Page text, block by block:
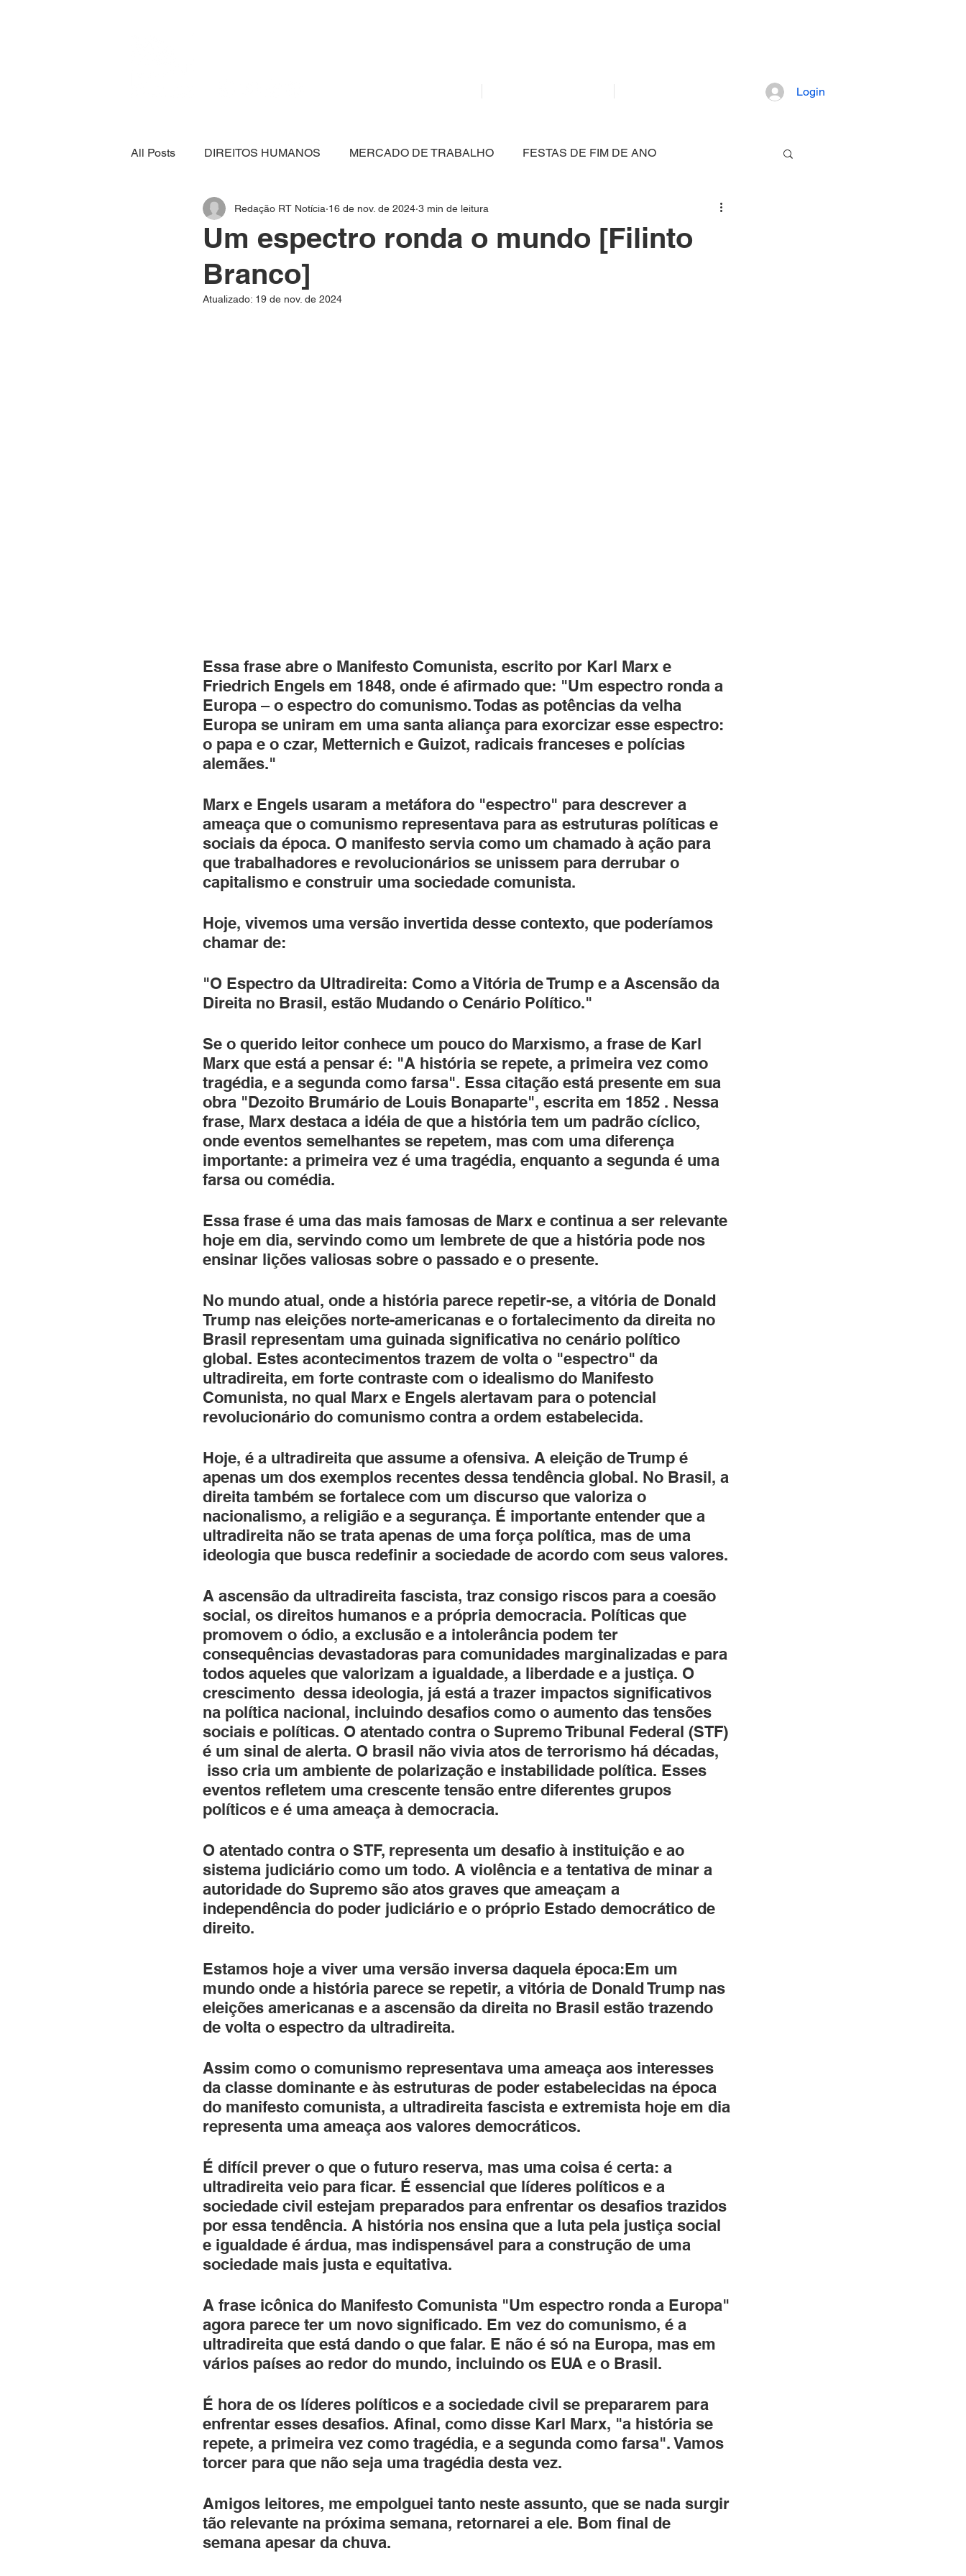
Login
All Posts DIREITOS HUMANOS MERCADO DE TRABALHO FESTAS DE FIM DE ANO
SEGURANÇA ALIMENTAR CULTURA POLÍTICA TECNOLOGIA
ECONOMIA ESPORTE
Um espectro ronda o mundo [Filinto
Branco]
Redação RT Notícia 16 de nov. de 2024 3 min de leitura
Atualizado: 19 de nov. de 2024
Essa frase abre o Manifesto Comunista, escrito por Karl Marx e
Friedrich Engels em 1848, onde é afirmado que: "Um espectro ronda a
Europa – o espectro do comunismo. Todas as potências da velha
Europa se uniram em uma santa aliança para exorcizar esse espectro:
o papa e o czar, Metternich e Guizot, radicais franceses e polícias
alemães."
Marx e Engels usaram a metáfora do "espectro" para descrever a
ameaça que o comunismo representava para as estruturas políticas e
sociais da época. O manifesto servia como um chamado à ação para
que trabalhadores e revolucionários se unissem para derrubar o
capitalismo e construir uma sociedade comunista.
Hoje, vivemos uma versão invertida desse contexto, que poderíamos
chamar de:
"O Espectro da Ultradireita: Como a Vitória de Trump e a Ascensão da
Direita no Brasil, estão Mudando o Cenário Político."
Se o querido leitor conhece um pouco do Marxismo, a frase de Karl
Marx que está a pensar é: "A história se repete, a primeira vez como
tragédia, e a segunda como farsa". Essa citação está presente em sua
obra "Dezoito Brumário de Louis Bonaparte", escrita em 1852 . Nessa
frase, Marx destaca a idéia de que a história tem um padrão cíclico,
onde eventos semelhantes se repetem, mas com uma diferença
importante: a primeira vez é uma tragédia, enquanto a segunda é uma
farsa ou comédia.
Essa frase é uma das mais famosas de Marx e continua a ser relevante
hoje em dia, servindo como um lembrete de que a história pode nos
ensinar lições valiosas sobre o passado e o presente.
No mundo atual, onde a história parece repetir-se, a vitória de Donald
Trump nas eleições norte-americanas e o fortalecimento da direita no
Brasil representam uma guinada significativa no cenário político
global. Estes acontecimentos trazem de volta o "espectro" da
ultradireita, em forte contraste com o idealismo do Manifesto
Comunista, no qual Marx e Engels alertavam para o potencial
revolucionário do comunismo contra a ordem estabelecida.
Hoje, é a ultradireita que assume a ofensiva. A eleição de Trump é
apenas um dos exemplos recentes dessa tendência global. No Brasil, a
direita também se fortalece com um discurso que valoriza o
nacionalismo, a religião e a segurança. É importante entender que a
ultradireita não se trata apenas de uma força política, mas de uma
ideologia que busca redefinir a sociedade de acordo com seus valores.
A ascensão da ultradireita fascista, traz consigo riscos para a coesão
social, os direitos humanos e a própria democracia. Políticas que
promovem o ódio, a exclusão e a intolerância podem ter
consequências devastadoras para comunidades marginalizadas e para
todos aqueles que valorizam a igualdade, a liberdade e a justiça. O
crescimento  dessa ideologia, já está a trazer impactos significativos
na política nacional, incluindo desafios como o aumento das tensões
sociais e políticas. O atentado contra o Supremo Tribunal Federal (STF)
é um sinal de alerta. O brasil não vivia atos de terrorismo há décadas,
isso cria um ambiente de polarização e instabilidade política. Esses
eventos refletem uma crescente tensão entre diferentes grupos
políticos e é uma ameaça à democracia.
O atentado contra o STF, representa um desafio à instituição e ao
sistema judiciário como um todo. A violência e a tentativa de minar a
autoridade do Supremo são atos graves que ameaçam a
independência do poder judiciário e o próprio Estado democrático de
direito.
Estamos hoje a viver uma versão inversa daquela época:Em um
mundo onde a história parece se repetir, a vitória de Donald Trump nas
eleições americanas e a ascensão da direita no Brasil estão trazendo
de volta o espectro da ultradireita.
Assim como o comunismo representava uma ameaça aos interesses
da classe dominante e às estruturas de poder estabelecidas na época
do manifesto comunista, a ultradireita fascista e extremista hoje em dia
representa uma ameaça aos valores democráticos.
É difícil prever o que o futuro reserva, mas uma coisa é certa: a
ultradireita veio para ficar. É essencial que líderes políticos e a
sociedade civil estejam preparados para enfrentar os desafios trazidos
por essa tendência. A história nos ensina que a luta pela justiça social
e igualdade é árdua, mas indispensável para a construção de uma
sociedade mais justa e equitativa.
A frase icônica do Manifesto Comunista "Um espectro ronda a Europa"
agora parece ter um novo significado. Em vez do comunismo, é a
ultradireita que está dando o que falar. E não é só na Europa, mas em
vários países ao redor do mundo, incluindo os EUA e o Brasil.
É hora de os líderes políticos e a sociedade civil se prepararem para
enfrentar esses desafios. Afinal, como disse Karl Marx, "a história se
repete, a primeira vez como tragédia, e a segunda como farsa". Vamos
torcer para que não seja uma tragédia desta vez.
Amigos leitores, me empolguei tanto neste assunto, que se nada surgir
tão relevante na próxima semana, retornarei a ele. Bom final de
semana apesar da chuva.